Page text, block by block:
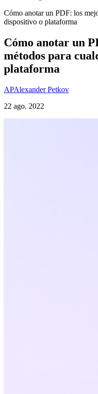
Cómo anotar un PDF: los
dispositivo o plataforma
Cómo anotar un
métodos para
plataforma
APAlexander Petkov
22 ago. 2022